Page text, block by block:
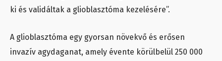
ki és validáltak a glioblasztóma kezelésére”.
A glioblasztóma egy gyorsan növekvő és erősen
invazív agydaganat, amely évente körülbelül 250 000